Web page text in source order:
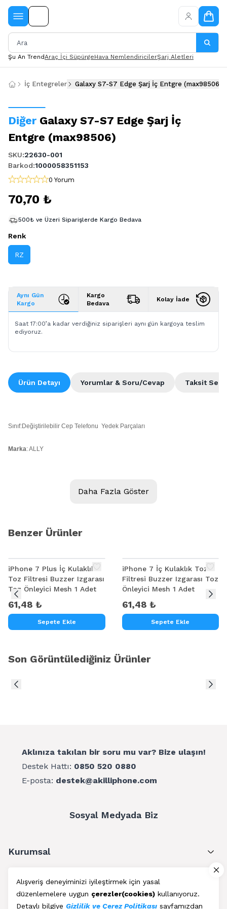
Alışveriş deneyiminizi iyileştirmek için yasal
düzenlemelere uygun çerezler(cookies) kullanıyoruz.
Detaylı bilgiye Gizlilik ve Çerez Politikası sayfamızdan
Şu An TrendAraç İçi SüpürgeHava NemlendiricilerŞarj Aletleri
İç Entegreler Galaxy S7-S7 Edge Şarj İç Entgre (max98506)
Diğer Galaxy S7-S7 Edge Şarj İç
Entgre (max98506)
SKU:22630-001
Barkod:1000058351153
0 Yorum
70,70 ₺
500₺ ve Üzeri Siparişlerde Kargo Bedava
Renk
RZ
Aynı Gün
Kargo
Kargo
Bedava
Kolay İade
Saat 17:00’a kadar verdiğiniz siparişleri aynı gün kargoya teslim
ediyoruz.
Ürün Detayı Taksit
Yorumlar & Soru/Cevap
Sınıf:Değiştirilebilir Cep Telefonu Yedek Parçaları
Marka: ALLY
Daha Fazla Göster
Benzer Ürünler
iPhone 7 Plus İç Kulaklık
Toz Filtresi Buzzer Izgarası
Toz Önleyici Mesh 1 Adet
61,48 ₺
Sepete Ekle
iPhone 7 İç Kulaklık Toz
Filtresi Buzzer Izgarası Toz
Önleyici Mesh 1 Adet
61,48 ₺
Sepete Ekle
Son Görüntülediğiniz Ürünler
Aklınıza takılan bir soru mu var? Bize ulaşın!
Destek Hattı: 0850 520 0880
E-posta: destek@akilliphone.com
Sosyal Medyada Biz
Kurumsal
Müşteri Hizmetleri
Üyelik